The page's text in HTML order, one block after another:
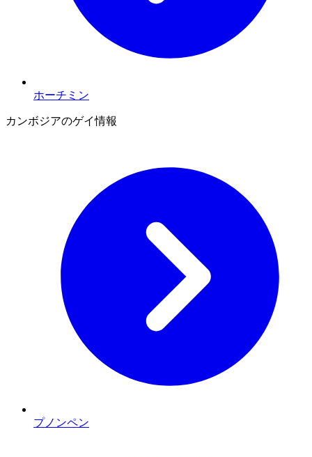
ホーチミン
カンボジアのゲイ情報
プノンペン